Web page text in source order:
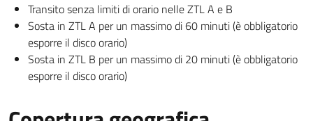
Transito senza limiti di orario nelle ZTL A e B
Sosta in ZTL A per un massimo di 60 minuti (è obbligatorio
esporre il disco orario)
Sosta in ZTL B per un massimo di 20 minuti (è obbligatorio
esporre il disco orario)